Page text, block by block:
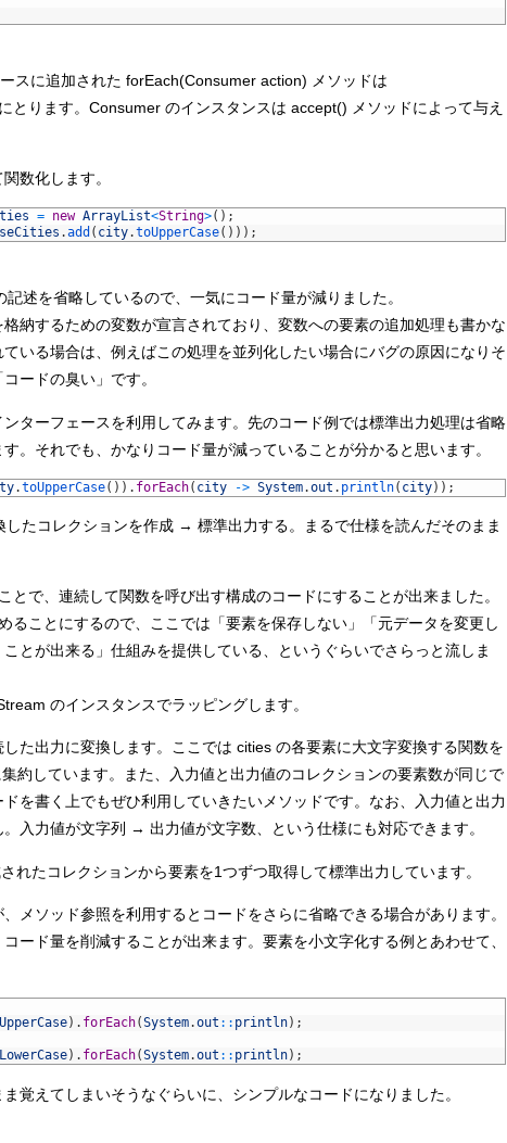
スに追加された forEach(Consumer action) メソッドは
とります。Consumer のインスタンスは accept() メソッドによって与え
数化します。
= new ArrayList<String>( ) ;
.add ( city.toUpperCase( ) ) ) ;
述を省略しているので、一気にコード量が減りました。
納するための変数が宣言されており、変数への要素の追加処理も書かな
いる場合は、例えばこの処理を並列化したい場合にバグの原因になりそ
ードの臭い」です。
ターフェースを利用してみます。先のコード例では標準出力処理は省略
。それでも、かなりコード量が減っていることが分かると思います。
.toUpperCase( ) ) . forEach( city -> System.out . println( city) ) ;
たコレクションを作成 → 標準出力する。まるで仕様を読んだそのまま
とで、連続して関数を呼び出す構成のコードにすることが出来ました。
ることにするので、ここでは「要素を保存しない」「元データを変更し
とが出来る」仕組みを提供している、というぐらいでさらっと流しま
のインスタンスでラッピングします。
た出力に変換します。ここでは cities の各要素に大文字変換する関数を
約しています。また、入力値と出力値のコレクションの要素数が同じで
を書く上でもぜひ利用していきたいメソッドです。なお、入力値と出力
入力値が文字列 → 出力値が文字数、という仕様にも対応できます。
れたコレクションから要素を1つずつ取得して標準出力しています。
メソッド参照を利用するとコードをさらに省略できる場合があります。
ード量を削減することが出来ます。要素を小文字化する例とあわせて、
) . forEach(System.out :: println) ;
) . forEach(System.out :: println) ;
覚えてしまいそうなぐらいに、シンプルなコードになりました。